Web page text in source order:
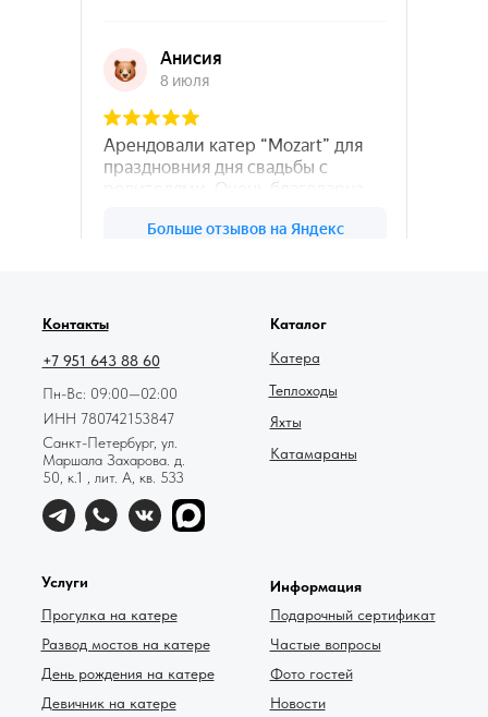
Контакты
+7 951 643 88 60
Пн-Вс: 09:00—02:00
ИНН 780742153847
Санкт-Петербург, ул.
Маршала Захарова. д.
50, к.1 , лит. А, кв. 533
Услуги
Прогулка на катере
Развод мостов на катере
День рождения на катере
Девичник на катере
Каталог
Катамараны
Яхты
Теплоходы
Катера
Информация
Подарочный сертификат
Частые вопросы
Фото гостей
Новости